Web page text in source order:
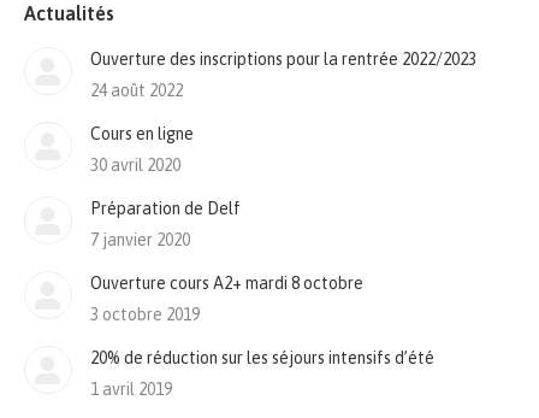
Actualités
Ouverture des inscriptions pour la rentrée 2022/2023
24 août 2022
Cours en ligne
30 avril 2020
Préparation de Delf
7 janvier 2020
Ouverture cours A2+ mardi 8 octobre
3 octobre 2019
20% de réduction sur les séjours intensifs d’été
1 avril 2019